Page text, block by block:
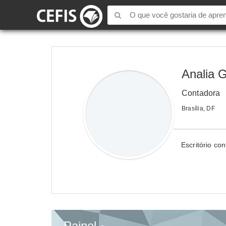
Analia
Contadora
Brasília, DF
Escritório